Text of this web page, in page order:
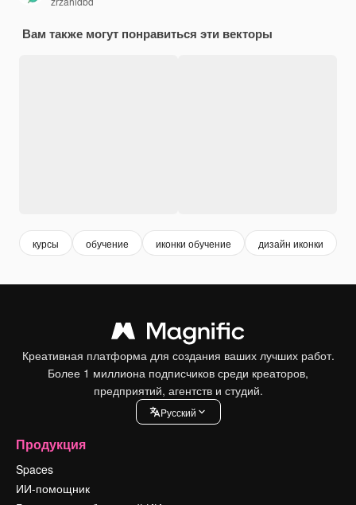
Вам также могут понравиться эти векторы
курсы обучение иконки обучение дизайн иконки
Креативная платформа для создания ваших лучших работ.
Более 1 миллиона подписчиков среди креаторов,
предприятий, агентств и студий.
Pусский
Продукция
Spaces
ИИ-помощник